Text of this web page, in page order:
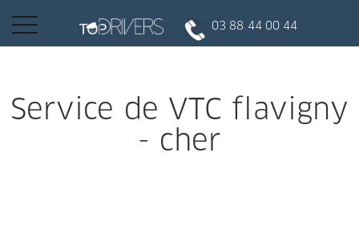
INSCRIPTION CLIENT
Basculer
03 88 44 00 44
Service de VTC flavigny
- cher